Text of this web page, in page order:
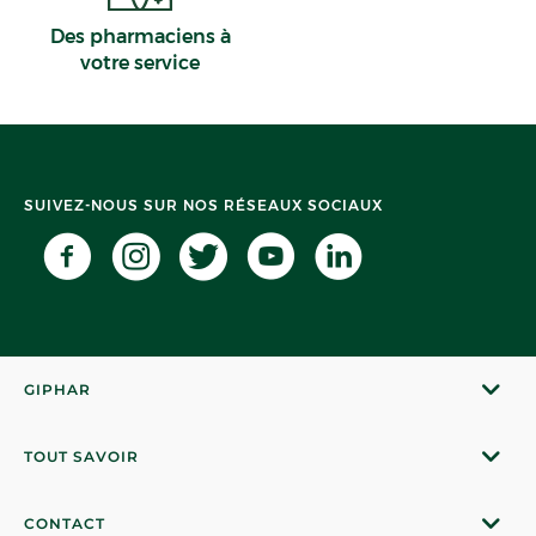
Des pharmaciens à
votre service
SUIVEZ-NOUS SUR NOS RÉSEAUX SOCIAUX
GIPHAR
TOUT SAVOIR
CONTACT